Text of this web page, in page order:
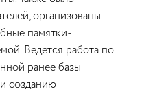
организованы
памятки-
Ведется работа по
ранее базы
созданию